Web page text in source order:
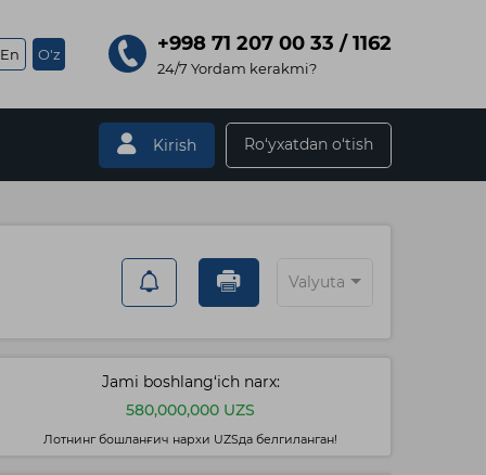
En O'z +998 71 207 00 33 / 1162
24/7 Yordam kerakmi?
Kirish Ro‘yxatdan o‘tish
Valyuta
Jami boshlang‘ich narx:
580,000,000 UZS
Лотнинг бошланғич нархи UZSда белгиланган!